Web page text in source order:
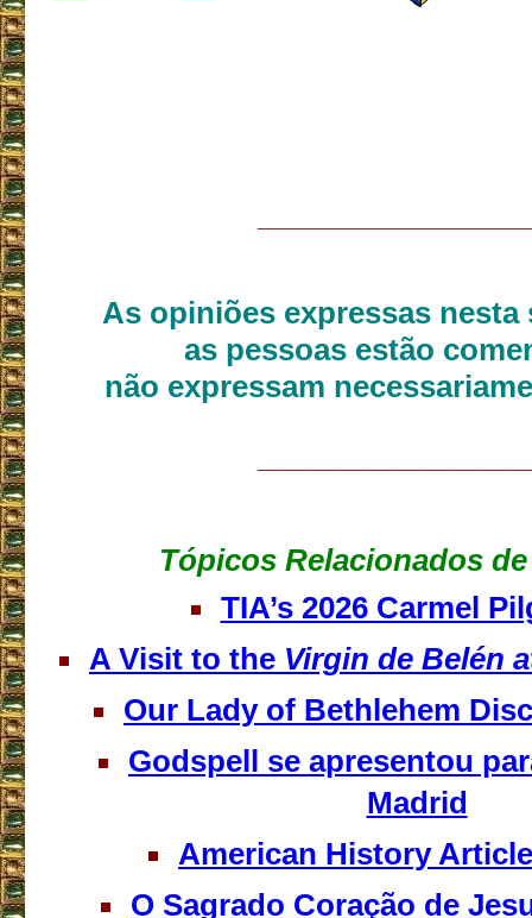
As opiniões expressas nesta
as pessoas estão
não expressam
Tópicos Relacionados
TIA’s 2026 Carmel
A Visit to the Virgin de Belén
Our Lady of Bethlehem
Godspell se apresentou
Madrid
American History
O Sagrado Coração de